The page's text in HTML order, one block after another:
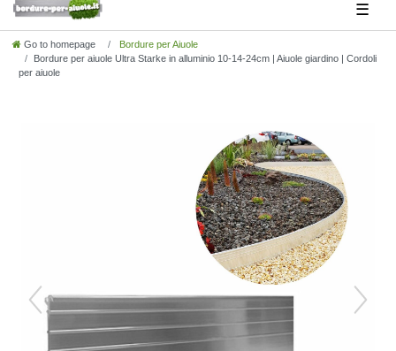
☰
Go to homepage
Bordure per Aiuole
Bordure per aiuole Ultra Starke in alluminio 10-14-24cm | Aiuole giardino | Cordoli
per aiuole